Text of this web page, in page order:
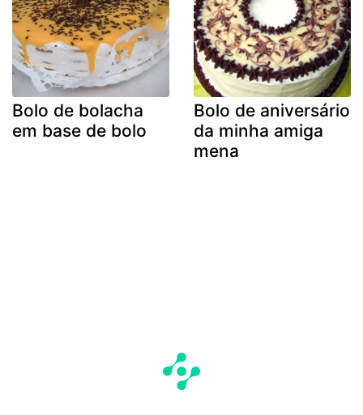
Bolo de bolacha
em base de bolo
Bolo de aniversário
da minha amiga
mena